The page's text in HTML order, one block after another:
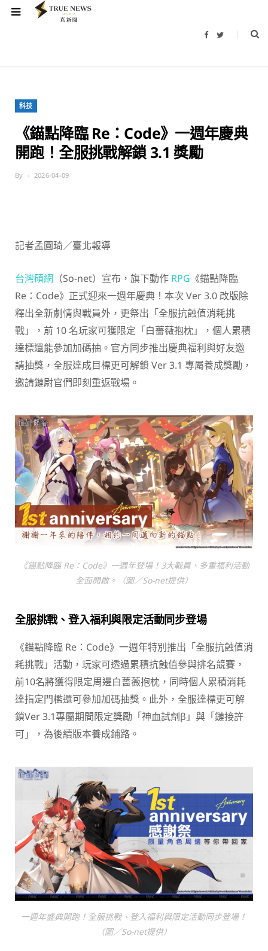
F
b
T
t
科技
《錨點降臨 Re：Code》一週年慶典
開跑！全服挑戰解鎖 3.1 獎勵
By 2026-04-09
記者孟圓琦／臺北報導
台灣碩網 （So-net）宣布，旗下動作 RPG 《錨點降臨
Re：Code》正式迎來一週年慶典！本次 Ver 3.0 改版除
釋出全新劇情與戰員外，更祭出「全服抗蝕值消耗挑
戰」，前 10 名玩家可獲限定「白薔薇抱枕」，個人累積
達標還能參加加碼抽。官方同步推出慶典福利與好友邀
請抽獎，全服達成目標更可解鎖 Ver 3.1 專屬養成獎勵，
邀請鏈尉官們即刻重返戰場。
《錨點降臨 Re：Code》一週年登場！3大戰員、多重福利活動
全面開啟。（圖／So-net提供）
全服挑戰、登入福利與限定活動同步登場
《錨點降臨 Re：Code》一週年特別推出「全服抗蝕值消
耗挑戰」活動，玩家可透過累積抗蝕值參與排名競賽，
前10名將獲得限定周邊白薔薇抱枕，同時個人累積消耗
達指定門檻還可參加加碼抽獎。此外，全服達標更可解
鎖Ver 3.1專屬期間限定獎勵「神血試劑β」與「鏈接許
可」，為後續版本養成鋪路。
一週年盛典開跑！全服挑戰、登入福利與限定活動同步登場！
（圖／So-net提供）